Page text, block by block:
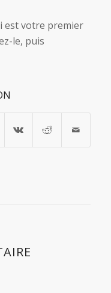
est votre premier
le, puis